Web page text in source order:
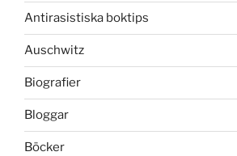
Antirasistiska boktips
Auschwitz
Biografier
Bloggar
Böcker